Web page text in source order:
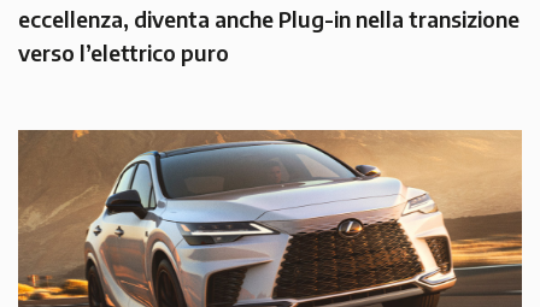
eccellenza, diventa anche Plug-in nella transizione
verso l’elettrico puro